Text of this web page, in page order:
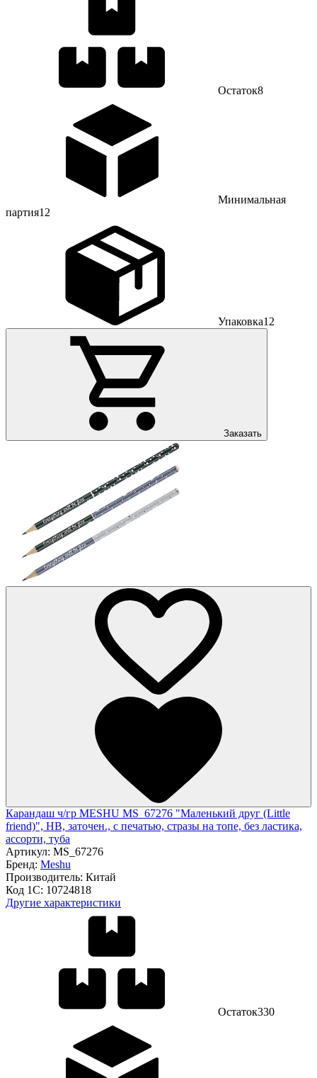
Остаток8
Минимальная
партия12
Упаковка12
Заказать
Карандаш ч/гр MESHU MS_67276 "Маленький друг (Little
friend)", HB, заточен., с печатью, стразы на топе, без ластика,
ассорти, туба
Артикул: MS_67276
Бренд: Meshu
Производитель: Китай
Код 1С: 10724818
Другие характеристики
Остаток330